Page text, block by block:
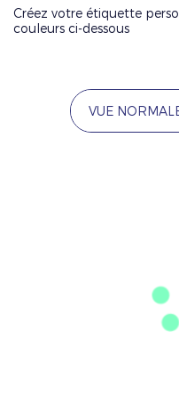
Créez votre étiquette
couleurs ci-dessous
VUE